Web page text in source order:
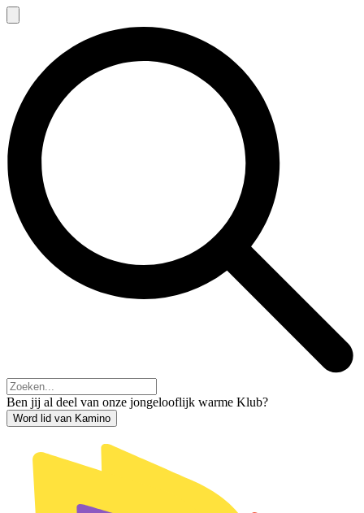
Ben jij al deel van onze jongelooflijk warme Klub?
Word lid van Kamino